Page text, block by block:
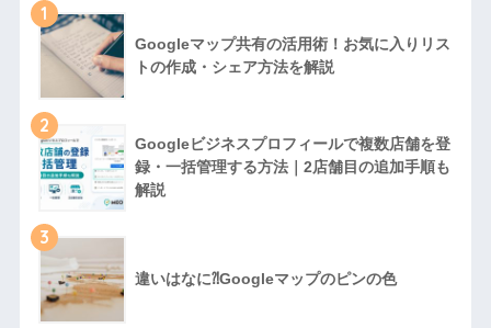
1
Googleマップ共有の活用術！お気に入りリス
トの作成・シェア方法を解説
2
Googleビジネスプロフィールで複数店舗を登
録・一括管理する方法｜2店舗目の追加手順も
解説
3
違いはなに⁈Googleマップのピンの色